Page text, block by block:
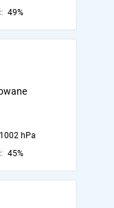
49%
1002 hPa
45%